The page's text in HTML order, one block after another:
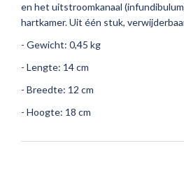
en het uitstroomkanaal
hartkamer.Uit één stuk,
- Gewicht: 0,45 kg
- Lengte: 14 cm
- Breedte: 12 cm
- Hoogte: 18 cm